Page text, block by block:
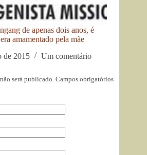
de apenas dois anos, é
amamentado pela mãe
de 2015
Um comentário
será publicado. Campos obrigatórios